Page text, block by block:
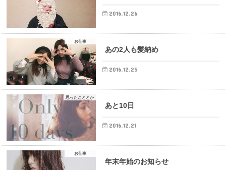
2016.12.26
お仕事
あの2人も髪納め
2016.12.25
思ったこととか
あと10日
2016.12.21
お仕事
年末年始のお知らせ